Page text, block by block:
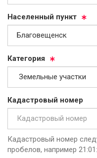
На­се­лен­ный пункт
Ка­те­го­рия
Ка­дас­тро­вый но­мер
Кадастровый номер
пробелов, например